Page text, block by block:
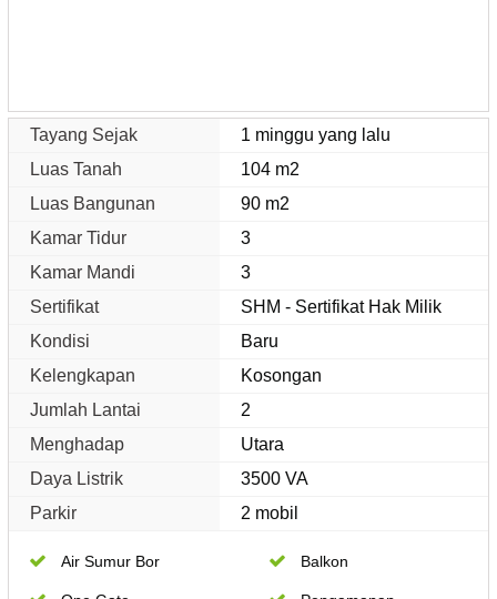
Tayang Sejak
1 minggu yang lalu
Luas Tanah
104 m2
Luas Bangunan
90 m2
Kamar Tidur
3
Kamar Mandi
3
Sertifikat
SHM - Sertifikat Hak Milik
Kondisi
Baru
Kelengkapan
Kosongan
Jumlah Lantai
2
Menghadap
Utara
Daya Listrik
3500 VA
Parkir
2 mobil
Air Sumur Bor Balkon